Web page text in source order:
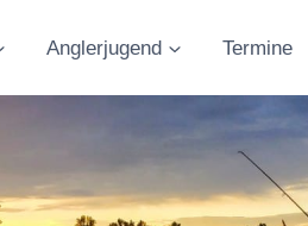
Anglerjugend Termine